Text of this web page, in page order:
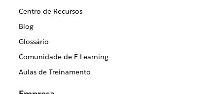
Centro de Recursos
Blog
Glossário
Comunidade de E-Learning
Aulas de Treinamento